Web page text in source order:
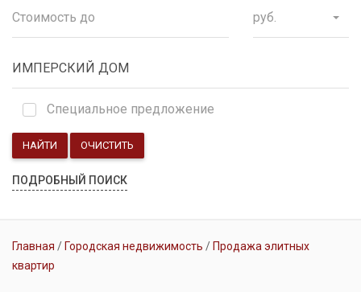
руб.
Специальное предложение
НАЙТИ ОЧИСТИТЬ
ПОДРОБНЫЙ ПОИСК
Главная Городская недвижимость
Продажа элитных
квартир